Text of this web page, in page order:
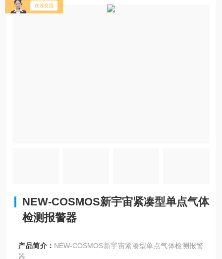
NEW-COSMOS新宇宙紧凑型单点气体
检测报警器
产品简介： NEW-COSMOS新宇宙紧凑型单点气体检测报警
器